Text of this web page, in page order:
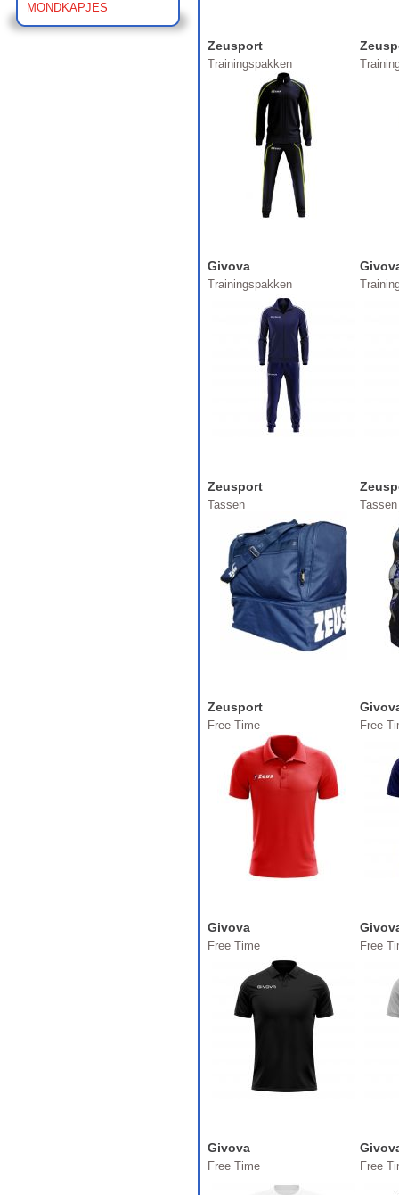
MONDKAPJES
Zeusport
Trainingspakken
Givova
Trainingspakken
Zeusport
Tassen Tassen
Zeusport
Free Time Free
Givova
Free Time Free
Givova
Free Time Free